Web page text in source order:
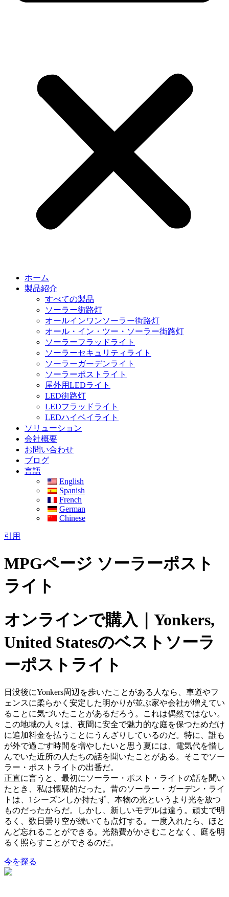
ホーム
製品紹介
すべての製品
ソーラー街路灯
オールインワンソーラー街路灯
オール・イン・ツー・ソーラー街路灯
ソーラーフラッドライト
ソーラーセキュリティライト
ソーラーガーデンライト
ソーラーポストライト
屋外用LEDライト
LED街路灯
LEDフラッドライト
LEDハイベイライト
ソリューション
会社概要
お問い合わせ
ブログ
言語
English
Spanish
French
German
Chinese
引用
MPGページ ソーラーポスト
ライト
オンラインで購入｜Yonkers,
United Statesのベストソーラ
ーポストライト
日没後にYonkers周辺を歩いたことがある人なら、車道やフ
ェンスに柔らかく安定した明かりが並ぶ家や会社が増えてい
ることに気づいたことがあるだろう。これは偶然ではない。
この地域の人々は、夜間に安全で魅力的な庭を保つためだけ
に追加料金を払うことにうんざりしているのだ。特に、誰も
が外で過ごす時間を増やしたいと思う夏には、電気代を惜し
んでいた近所の人たちの話を聞いたことがある。そこでソー
ラー・ポストライトの出番だ。
正直に言うと、最初にソーラー・ポスト・ライトの話を聞い
たとき、私は懐疑的だった。昔のソーラー・ガーデン・ライ
トは、1シーズンしか持たず、本物の光というより光を放つ
ものだったからだ。しかし、新しいモデルは違う。頑丈で明
るく、数日曇り空が続いても点灯する。一度入れたら、ほと
んど忘れることができる。光熱費がかさむことなく、庭を明
るく照らすことができるのだ。
今を探る